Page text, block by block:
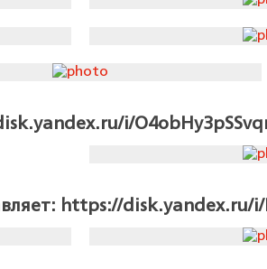
i/
https://disk.yandex.ru/